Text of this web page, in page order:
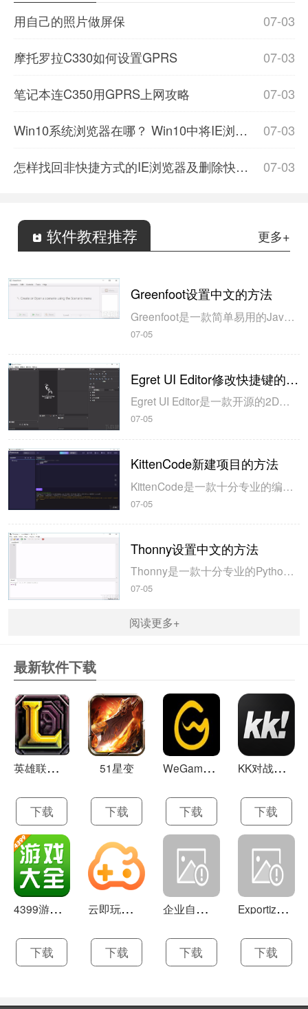
07-03
用自己的照片做屏保
07-03
摩托罗拉C330如何设置GPRS
07-03
笔记本连C350用GPRS上网攻略
07-03
Win10系统浏览器在哪？ Win10中将IE浏览器放到桌面的教程分享
07-03
怎样找回非快捷方式的IE浏览器及删除快捷方式的IE浏览器？
软件教程推荐 更多+
Greenfoot设置中文的方法
Greenfoot是一款简单易用的Java开发环境，该软件界面清爽简约，既可以作为一个开发框使用，也能够作为集成开发环境使用，操作起来十分简单。这款软件支持多种语言，但是默认的语言是英文，因此将该软件下载到电脑上的时候，会发现软件的界面语言是英文版本的，这对于英语基础较差的朋友来说，使用这款软件就会...
07-05
Egret UI Editor修改快捷键的方法
Egret UI Editor是一款开源的2D游戏开发代码编辑软件，其主要功能是针对Egret项目中的Exml皮肤文件进行可视化编辑，功能十分强大。我们在使用这款软件的过程中，可以将一些常用操作设置快捷键，这样就可以简化编程，从而提高代码编辑的工作效率。但是这款软件在日常生活中使用得不多，并且专业性...
07-05
KittenCode新建项目的方法
KittenCode是一款十分专业的编程软件，该软件给用户提供了可视化的操作界面，支持Python语言的编程开发以及第三方库管理，并且提供了很多实用的工具，功能十分强大。我们在使用这款软件进行编程开发的过程中，最基本、最常做的操作就是新建项目，因此我们很有必要掌握新建项目的方法。但是这款软件的专业性...
07-05
Thonny设置中文的方法
Thonny是一款十分专业的Python编辑软件，该软件界面清爽简单，给用户提供了丰富的编程工具，具备代码补全、语法错误显示等功能，非常的适合新手使用。该软件还支持多种语言，所以在下载这款软件的时候，有时候下载到电脑中的软件是英文版本的，这对于英语基础较差的小伙伴来说，使用这款软件就会变得十分困难，...
07-05
阅读更多+
最新软件下载
英
雄联盟LOL 13.21
下载
51星变
下载
W
eGame(腾讯游戏平台TGP) 5.10.19.1000
下载
K
K对战平台 1.0.1
下载
4
399游戏盒 官方下载 7.9.1
下载
云
即玩游戏盒 1.0.5.4
下载
企
业自助建站系统 9.0
下载
E
xportizer 9.0.8
下载